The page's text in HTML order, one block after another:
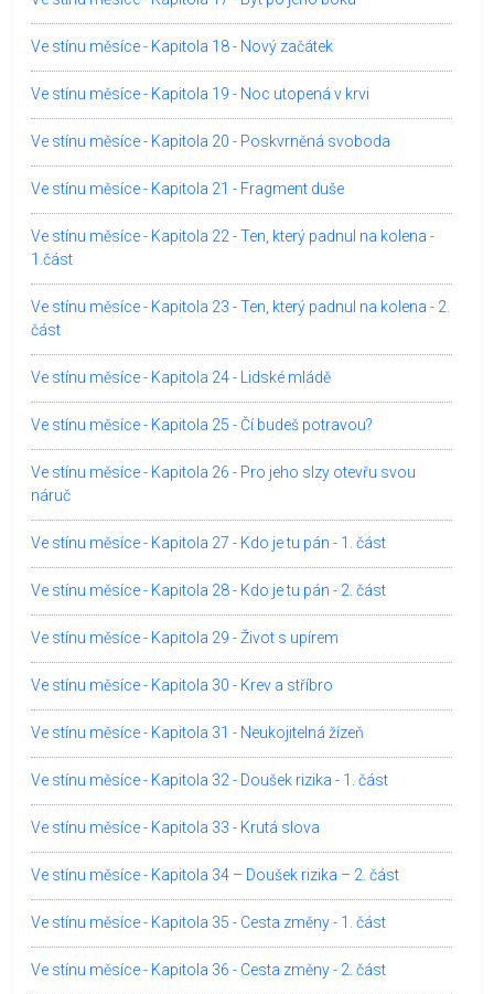
Ve stínu měsíce - Kapitola 18 - Nový začátek
Ve stínu měsíce - Kapitola 19 - Noc utopená v krvi
Ve stínu měsíce - Kapitola 20 - Poskvrněná svoboda
Ve stínu měsíce - Kapitola 21 - Fragment duše
Ve stínu měsíce - Kapitola 22 - Ten, který padnul na kolena -
1.část
Ve stínu měsíce - Kapitola 23 - Ten, který padnul na kolena - 2.
část
Ve stínu měsíce - Kapitola 24 - Lidské mládě
Ve stínu měsíce - Kapitola 25 - Čí budeš potravou?
Ve stínu měsíce - Kapitola 26 - Pro jeho slzy otevřu svou
náruč
Ve stínu měsíce - Kapitola 27 - Kdo je tu pán - 1. část
Ve stínu měsíce - Kapitola 28 - Kdo je tu pán - 2. část
Ve stínu měsíce - Kapitola 29 - Život s upírem
Ve stínu měsíce - Kapitola 30 - Krev a stříbro
Ve stínu měsíce - Kapitola 31 - Neukojitelná žízeň
Ve stínu měsíce - Kapitola 32 - Doušek rizika - 1. část
Ve stínu měsíce - Kapitola 33 - Krutá slova
Ve stínu měsíce - Kapitola 34 – Doušek rizika – 2. část
Ve stínu měsíce - Kapitola 35 - Cesta změny - 1. část
Ve stínu měsíce - Kapitola 36 - Cesta změny - 2. část